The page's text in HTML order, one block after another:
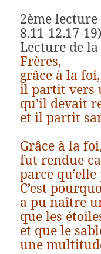
2ème lecture
8.11-12.17-19)
Lecture de
Frères,
grâce à la
il partit vers
qu’il devait
et il partit
Grâce à la
fut rendue
parce
C’est
a pu naître
que les
et que le
une